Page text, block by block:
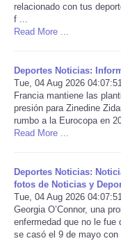
NOTICIAS
America Latina
Ciencia
EEUU
Especiales
relacionado con tus
f ...
Read More ...
Deportes Noticias:
Tue, 04 Aug 2026
Francia mantiene las
presión para Zinedine
rumbo a la Eurocopa en
Read More ...
Deportes Noticias:
fotos de Noticias y
Tue, 04 Aug 2026
Georgia O’Connor, una
enfermedad que no le fue
se casó el 9 de mayo con